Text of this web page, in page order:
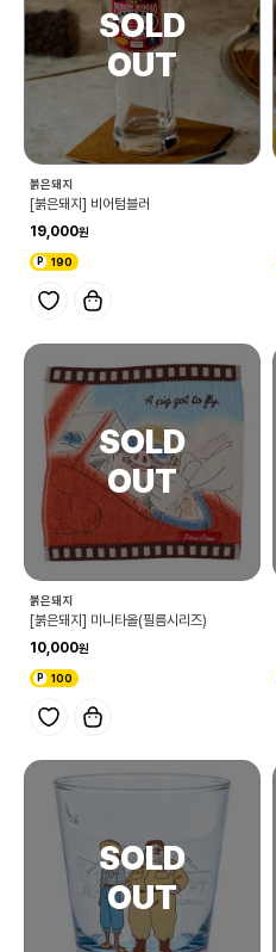
붉은돼지
[붉은돼지] 비어텀블러
19,000
190
붉은돼지
[붉은돼지] 미니타올(필름시리즈)
10,000
100